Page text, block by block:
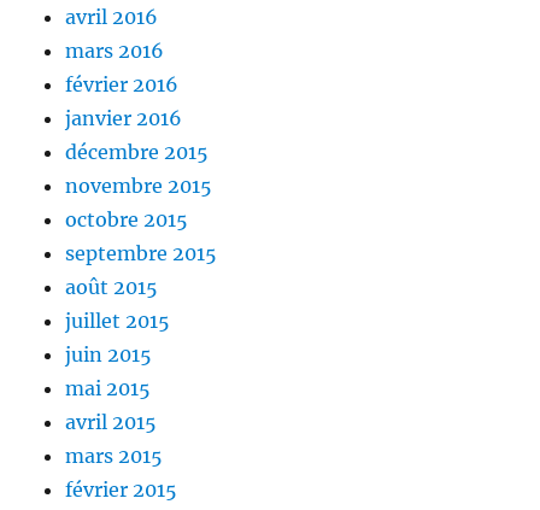
avril 2016
mars 2016
février 2016
janvier 2016
décembre 2015
novembre 2015
octobre 2015
septembre 2015
août 2015
juillet 2015
juin 2015
mai 2015
avril 2015
mars 2015
février 2015